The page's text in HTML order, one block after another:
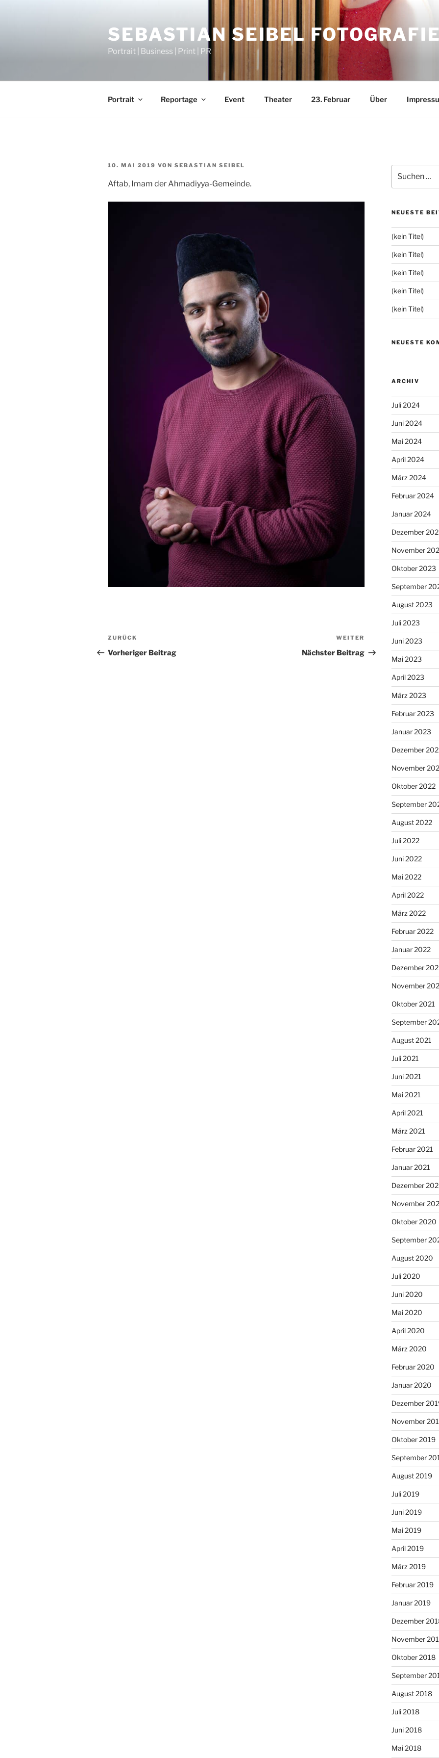
SEBASTIAN SEIBEL FOTOGRAFIE
Portrait | Business | Print | PR
Portrait Reportage Event Theater 23. Februar Über
VERÖFFENTLICHT
10. MAI 2019 VON SEBASTIAN SEIBEL
Aftab, Imam der Ahmadiyya-Gemeinde.
Beitragsnavigation
Vorheriger
Beitrag
ZURÜCK
Vorheriger Beitrag
Nächster
Beitrag
WEITER
Nächster Beitrag
nach:
NEUESTE
(kein Titel)
(kein Titel)
(kein Titel)
(kein Titel)
(kein Titel)
NEUESTE
ARCHIV
Juli 2024
Juni 2024
Mai 2024
April 2024
März 2024
Februar 2024
Januar 2024
Dezember
November
Oktober 2023
September
August 2023
Juli 2023
Juni 2023
Mai 2023
April 2023
März 2023
Februar 2023
Januar 2023
Dezember
November
Oktober 2022
September
August 2022
Juli 2022
Juni 2022
Mai 2022
April 2022
März 2022
Februar 2022
Januar 2022
Dezember
November
Oktober 2021
September
August 2021
Juli 2021
Juni 2021
Mai 2021
April 2021
März 2021
Februar 2021
Januar 2021
Dezember
November
Oktober 2020
September
August 2020
Juli 2020
Juni 2020
Mai 2020
April 2020
März 2020
Februar 2020
Januar 2020
Dezember
November
Oktober 2019
September
August 2019
Juli 2019
Juni 2019
Mai 2019
April 2019
März 2019
Februar 2019
Januar 2019
Dezember
November
Oktober 2018
September
August 2018
Juli 2018
Juni 2018
Mai 2018